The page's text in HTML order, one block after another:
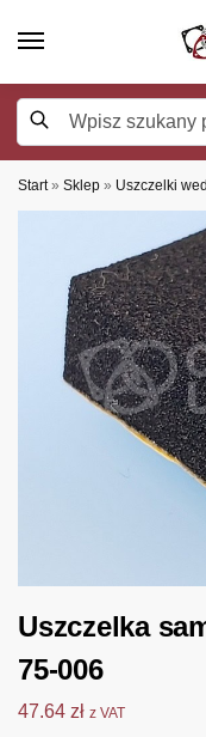
Start » Sklep » Uszczelki
Uszczelka
75-006
47.64 zł z VAT